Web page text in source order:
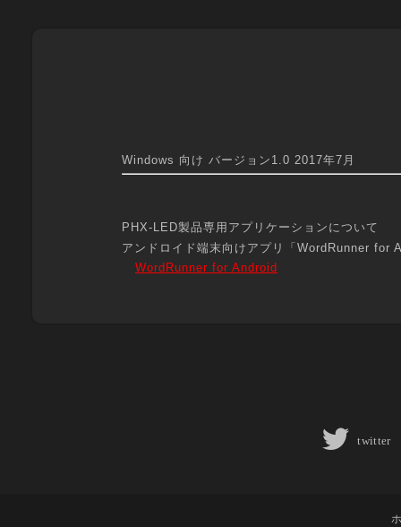
Windows 向け バージョン1.0 2017年7月
PHX-LED製品専用アプリケーションについて
アンドロイド端末向けアプリ「WordRunner
WordRunner for Android
twitter